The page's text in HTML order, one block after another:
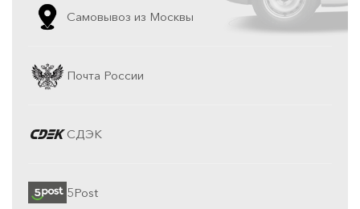
Самовывоз из Москвы
Почта России
СДЭК
5Post